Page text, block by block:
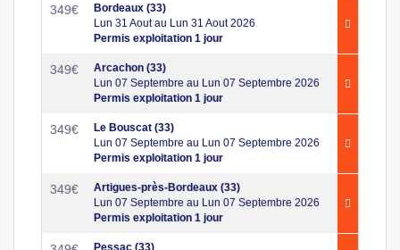
349€
Bordeaux (33)
Lun 31 Aout au Lun 31 Aout 2026
Permis exploitation 1 jour
349€
Arcachon (33)
Lun 07 Septembre au Lun 07 Septembre 2026
Permis exploitation 1 jour
349€
Le Bouscat (33)
Lun 07 Septembre au Lun 07 Septembre 2026
Permis exploitation 1 jour
349€
Artigues-près-Bordeaux (33)
Lun 07 Septembre au Lun 07 Septembre 2026
Permis exploitation 1 jour
Pessac (33)